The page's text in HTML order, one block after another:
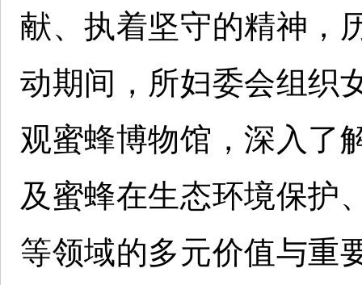
献、执着坚守的精神，
动期间，所妇委会组织
观蜜蜂博物馆，深入了
及蜜蜂在生态环境保护
等领域的多元价值与重